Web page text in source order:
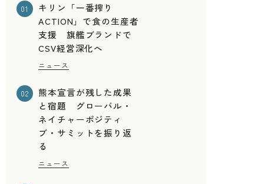
01
キリン「一番搾り
ACTION」で食の生産者
支援 旗艦ブランドで
CSV経営深化へ
ニュース
02
熊本宣言が残した成果
と宿題 グローバル・
ネイチャーポジティ
ブ・サミットを振り返
る
ニュース